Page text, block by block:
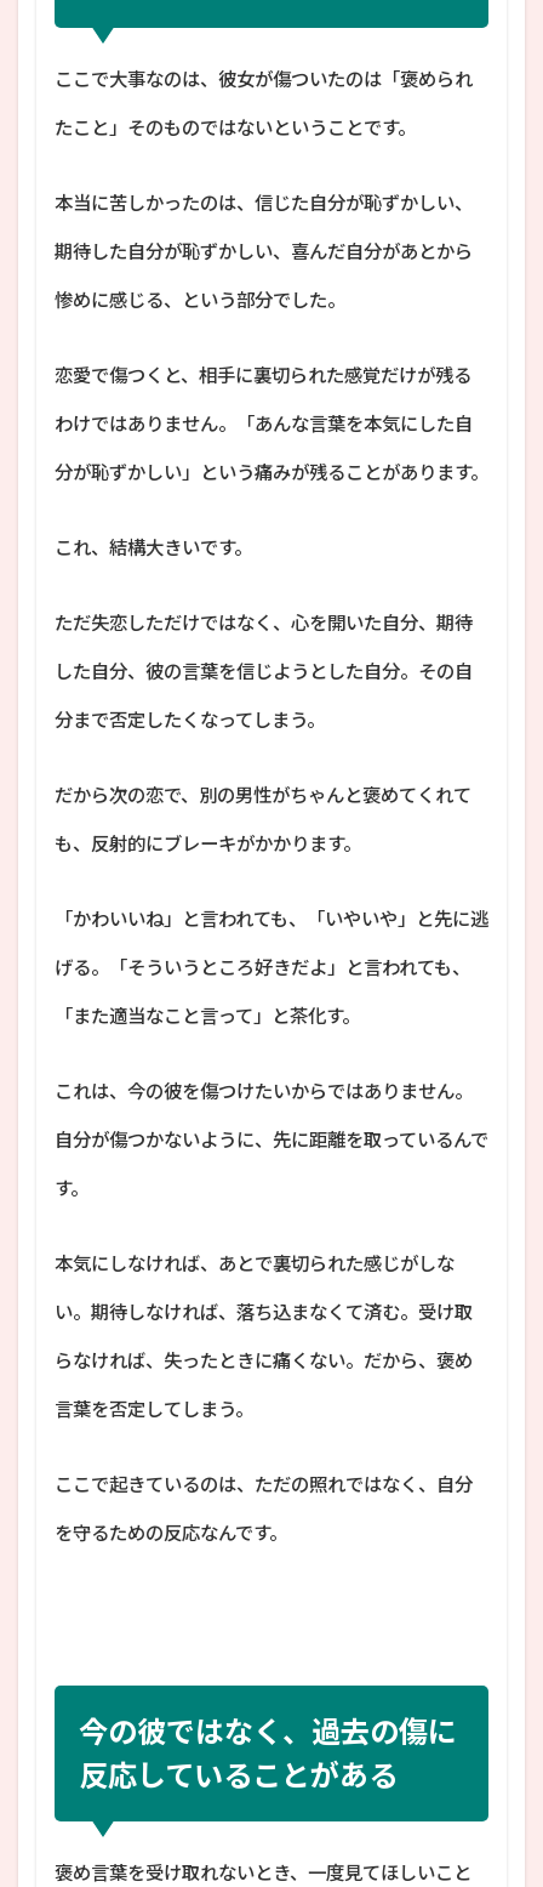
ここで大事なのは、彼女が傷ついたのは「褒められ
たこと」そのものではないということです。
本当に苦しかったのは、信じた自分が恥ずかしい、
期待した自分が恥ずかしい、喜んだ自分があとから
惨めに感じる、という部分でした。
恋愛で傷つくと、相手に裏切られた感覚だけが残る
わけではありません。「あんな言葉を本気にした自
分が恥ずかしい」という痛みが残ることがあります。
これ、結構大きいです。
ただ失恋しただけではなく、心を開いた自分、期待
した自分、彼の言葉を信じようとした自分。その自
分まで否定したくなってしまう。
だから次の恋で、別の男性がちゃんと褒めてくれて
も、反射的にブレーキがかかります。
「かわいいね」と言われても、「いやいや」と先に逃
げる。「そういうところ好きだよ」と言われても、
「また適当なこと言って」と茶化す。
これは、今の彼を傷つけたいからではありません。
自分が傷つかないように、先に距離を取っているんで
す。
本気にしなければ、あとで裏切られた感じがしな
い。期待しなければ、落ち込まなくて済む。受け取
らなければ、失ったときに痛くない。だから、褒め
言葉を否定してしまう。
ここで起きているのは、ただの照れではなく、自分
を守るための反応なんです。
今の彼ではなく、過去の傷に
反応していることがある
褒め言葉を受け取れないとき、一度見てほしいこと